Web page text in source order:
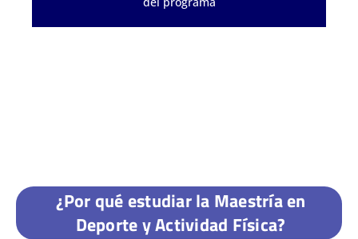
¿Por qué estudiar la Maestría en
Deporte y Actividad Física?